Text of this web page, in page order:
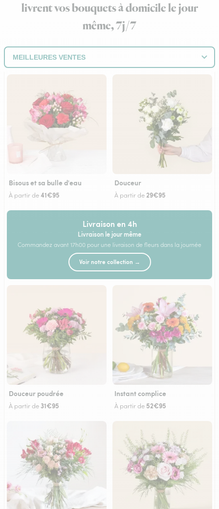
livrent vos bouquets à domicile le jour
même, 7j/7
Bisous et sa bulle d'eau
À partir de41€95
Douceur
À partir de29€95
Livraison en 4h
Livraison le jour même
Commandez avant 17h00 pour une livraison de fleurs dans la journée
Voir notre collection →
Douceur poudrée
À partir de 31€95
Instant complice
À partir de 52€95